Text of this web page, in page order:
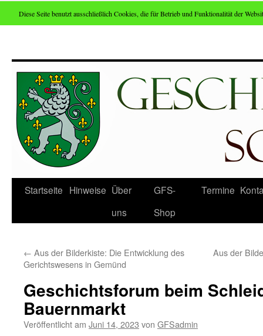
Zum
Inhalt
Startseite Hinweise Über
uns
GFS-
Shop
Termine
← Aus der Bilderkiste: Die Entwicklung des
Gerichtswesens in Gemünd
Aus der
Geschichtsforum beim
Bauernmarkt
Veröffentlicht am Juni 14, 2023 von GFSadmin
Diese Seite benutzt ausschließlich Cookies, die für Betrieb und Funktionalität der